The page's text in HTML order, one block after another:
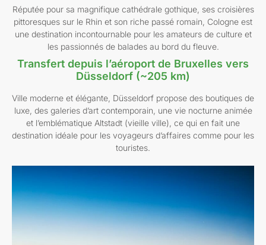
Réputée pour sa magnifique cathédrale gothique, ses croisières
pittoresques sur le Rhin et son riche passé romain, Cologne est
une destination incontournable pour les amateurs de culture et
les passionnés de balades au bord du fleuve.
Transfert depuis l’aéroport de Bruxelles vers
Düsseldorf (~205 km)
Ville moderne et élégante, Düsseldorf propose des boutiques de
luxe, des galeries d’art contemporain, une vie nocturne animée
et l’emblématique Altstadt (vieille ville), ce qui en fait une
destination idéale pour les voyageurs d’affaires comme pour les
touristes.